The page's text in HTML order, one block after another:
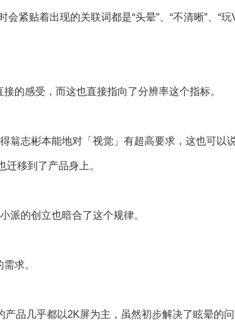
紧贴着出现的关联词都是“头晕”、“不清晰”、“玩
的感受，而这也直接指向了分辨率这个指标。
翁志彬本能地对「视觉」有超高要求，这也可以
移到了产品身上。
派的创立也暗合了这个规律。
求。
品几乎都以2K屏为主，虽然初步解决了眩晕的